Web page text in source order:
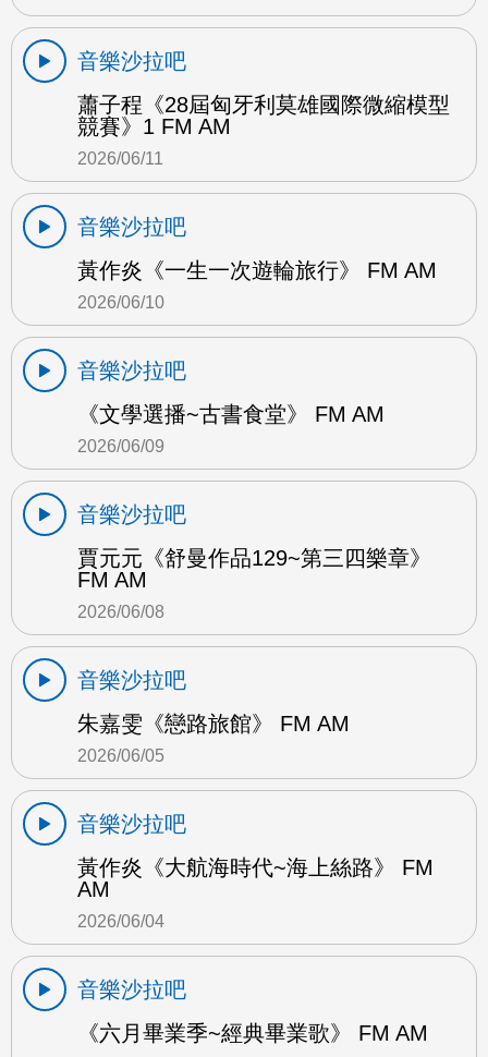
音樂沙拉吧
蕭子程《28屆匈牙利莫雄國際微縮模型
競賽》1 FM AM
2026/06/11
音樂沙拉吧
黃作炎《一生一次遊輪旅行》 FM AM
2026/06/10
音樂沙拉吧
《文學選播~古書食堂》 FM AM
2026/06/09
音樂沙拉吧
賈元元《舒曼作品129~第三四樂章》
FM AM
2026/06/08
音樂沙拉吧
朱嘉雯《戀路旅館》 FM AM
2026/06/05
音樂沙拉吧
黃作炎《大航海時代~海上絲路》 FM
AM
2026/06/04
音樂沙拉吧
《六月畢業季~經典畢業歌》 FM AM